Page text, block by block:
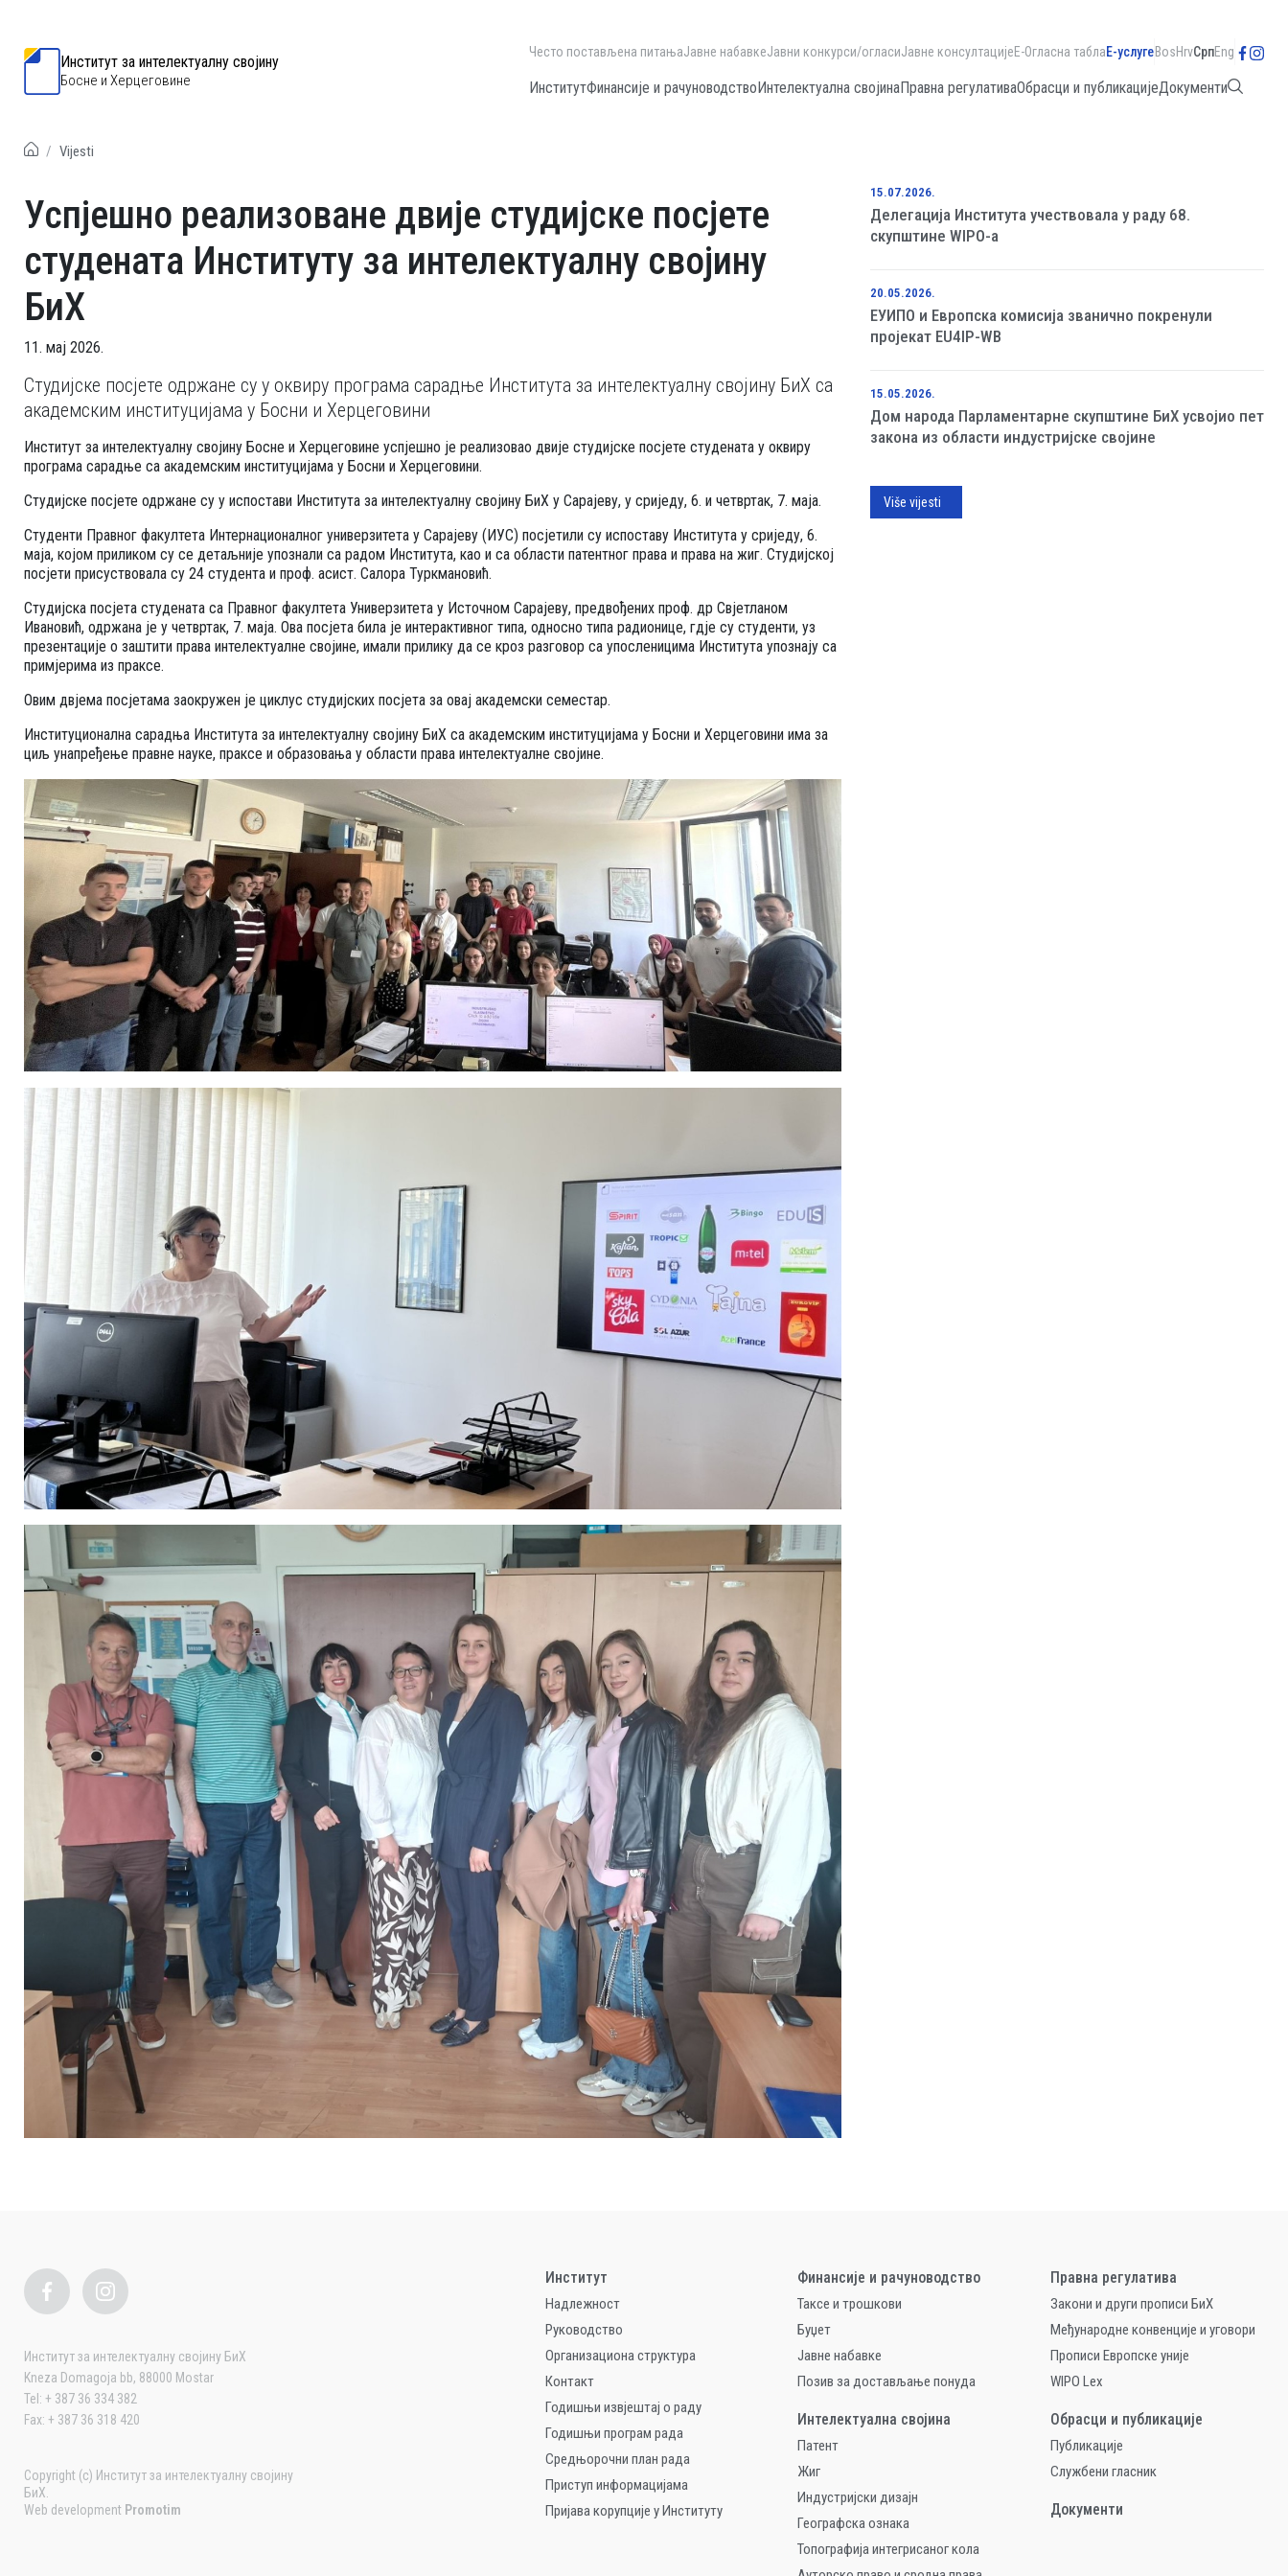
Институт за интелектуалну својину
Босне и Херцеговине
Често постављена питањаЈавне набавкеЈавни конкурси/огласиЈавне консултацијеЕ-Огласна таблаЕ-услугеBosHrvСрпEng
ИнститутФинансије и рачуноводствоИнтелектуална својинаПравна регулативаОбрасци и публикацијеДокументи
Vijesti
Успјешно реализоване двије студијске посјете
студената Институту за интелектуалну својину
БиХ
11. мај 2026.
Студијске посјете одржане су у оквиру програма сарадње Института за интелектуалну својину БиХ са
академским институцијама у Босни и Херцеговини
Институт за интелектуалну својину Босне и Херцеговине успјешно је реализовао двије студијске посјете студената у оквиру
програма сарадње са академским институцијама у Босни и Херцеговини.
Студијске посјете одржане су у испостави Института за интелектуалну својину БиХ у Сарајеву, у сриједу, 6. и четвртак, 7. маја.
Студенти Правног факултета Интернационалног универзитета у Сарајеву (ИУС) посјетили су испоставу Института у сриједу, 6.
маја, којом приликом су се детаљније упознали са радом Института, као и са области патентног права и права на жиг. Студијској
посјети присуствовала су 24 студента и проф. асист. Салора Туркмановић.
Студијска посјета студената са Правног факултета Универзитета у Источном Сарајеву, предвођених проф. др Свјетланом
Ивановић, одржана је у четвртак, 7. маја. Ова посјета била је интерактивног типа, односно типа радионице, гдје су студенти, уз
презентације о заштити права интелектуалне својине, имали прилику да се кроз разговор са упосленицима Института упознају са
примјерима из праксе.
Овим двјема посјетама заокружен је циклус студијских посјета за овај академски семестар.
Институционална сарадња Института за интелектуалну својину БиХ са академским институцијама у Босни и Херцеговини има за
циљ унапређење правне науке, праксе и образовања у области права интелектуалне својине.
15.07.2026.
Делегација Института учествовала у раду 68.
скупштине WIPO-а
20.05.2026.
ЕУИПО и Европска комисија званично покренули
пројекат EU4IP-WB
15.05.2026.
Дом народа Парламентарне скупштине БиХ усвојио пет
закона из области индустријске својине
Više vijesti
Институт за интелектуалну својину БиХ
Kneza Domagoja bb, 88000 Mostar
Tel: + 387 36 334 382
Fax: + 387 36 318 420
Copyright (c) Институт за интелектуалну својину
БиХ.
Web development Promotim
Институт
Надлежност
Руководство
Организациона структура
Контакт
Годишњи извјештај о раду
Годишњи програм рада
Средњорочни план рада
Приступ информацијама
Пријава корупције у Институту
Финансије и рачуноводство
Таксе и трошкови
Буџет
Jавне набавке
Позив за достављање понуда
Интелектуална својина
Патент
Жиг
Индустријски дизајн
Географска ознака
Топографија интегрисаног кола
Правна регулатива
Закони и други прописи БиХ
Међународне конвенције и уговори
Прописи Европске уније
WIPO Lex
Обрасци и публикације
Публикације
Службени гласник
Документи